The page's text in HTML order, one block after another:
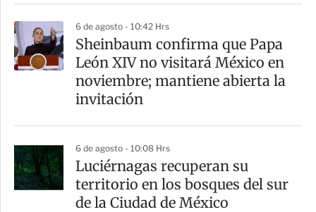
6 de agosto - 10:42 Hrs
Sheinbaum confirma que Papa
León XIV no visitará México en
noviembre; mantiene abierta la
invitación
6 de agosto - 10:08 Hrs
Luciérnagas recuperan su
territorio en los bosques del sur
de la Ciudad de México